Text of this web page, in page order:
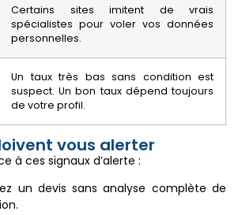
Certains sites imitent de vrais
spécialistes pour voler vos données
personnelles.
Un taux très bas sans condition est
suspect. Un bon taux dépend toujours
de votre profil.
vous alerter
à ces signaux d’alerte :
un devis sans analyse complète de